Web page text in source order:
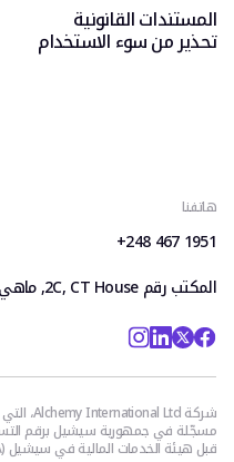
هاتفنا
+248 467 1951
المستندات القانونية
تحذير من سوء الاستخدام
المكتب رقم 2C, CT House, ماهي، سيشل.
قبل هيئة الخدمات المالية في سيشيل (FSA) بموجب الترخيص رقم SD136.